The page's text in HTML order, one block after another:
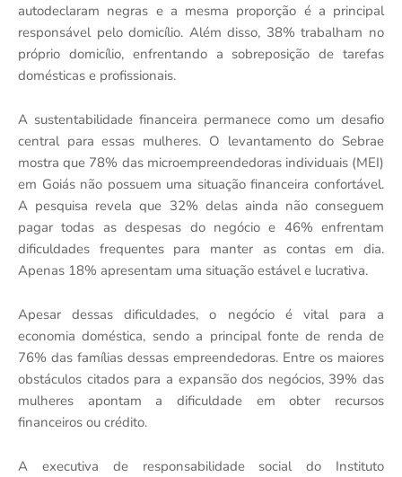
autodeclaram negras e a mesma proporção é a principal
responsável pelo domicílio. Além disso, 38% trabalham no
próprio domicílio, enfrentando a sobreposição de tarefas
domésticas e profissionais.
A sustentabilidade financeira permanece como um desafio
central para essas mulheres. O levantamento do Sebrae
mostra que 78% das microempreendedoras individuais (MEI)
em Goiás não possuem uma situação financeira confortável.
A pesquisa revela que 32% delas ainda não conseguem
pagar todas as despesas do negócio e 46% enfrentam
dificuldades frequentes para manter as contas em dia.
Apenas 18% apresentam uma situação estável e lucrativa.
Apesar dessas dificuldades, o negócio é vital para a
economia doméstica, sendo a principal fonte de renda de
76% das famílias dessas empreendedoras. Entre os maiores
obstáculos citados para a expansão dos negócios, 39% das
mulheres apontam a dificuldade em obter recursos
financeiros ou crédito.
A executiva de responsabilidade social do Instituto